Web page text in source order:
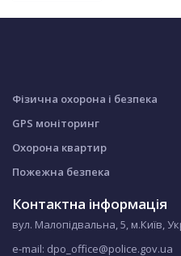
Фізична охорона і безпека
GPS моніторинг
Охорона квартир
Пожежна безпека
Контактна інформація
вул. Малопідвальна, 5, м.Київ,
e-mail: dpo_office@police.gov.ua